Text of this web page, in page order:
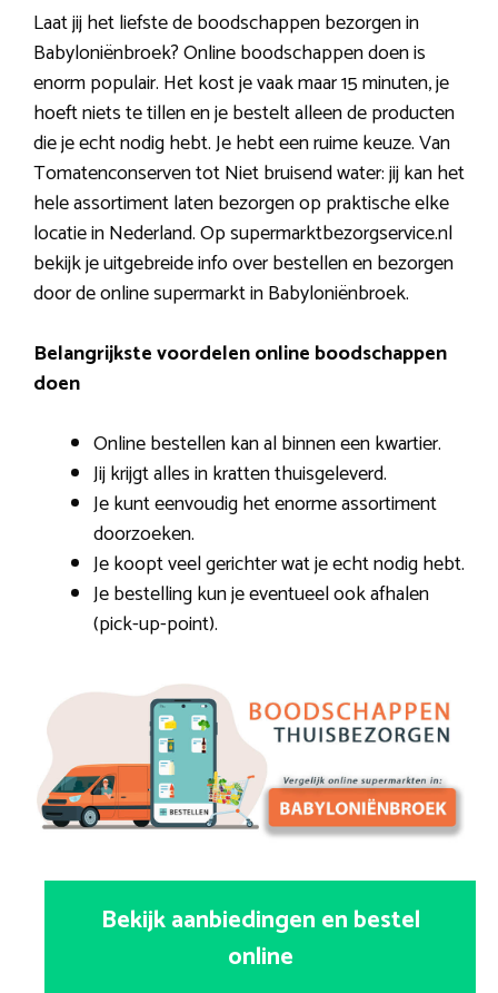
Laat jij het liefste de boodschappen bezorgen in
Babyloniënbroek? Online boodschappen doen is
enorm populair. Het kost je vaak maar 15 minuten, je
hoeft niets te tillen en je bestelt alleen de producten
die je echt nodig hebt. Je hebt een ruime keuze. Van
Tomatenconserven tot Niet bruisend water: jij kan het
hele assortiment laten bezorgen op praktische elke
locatie in Nederland. Op supermarktbezorgservice.nl
bekijk je uitgebreide info over bestellen en bezorgen
door de online supermarkt in Babyloniënbroek.
Belangrijkste voordelen online boodschappen
doen
Online bestellen kan al binnen een kwartier.
Jij krijgt alles in kratten thuisgeleverd.
Je kunt eenvoudig het enorme assortiment
doorzoeken.
Je koopt veel gerichter wat je echt nodig hebt.
Je bestelling kun je eventueel ook afhalen
(pick-up-point).
Bekijk aanbiedingen en bestel
online